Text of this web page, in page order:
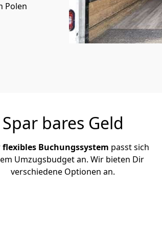
Polen
Spar bares Geld
flexibles Buchungssystem passt sich
Umzugsbudget an. Wir bieten Dir
verschiedene Optionen an.